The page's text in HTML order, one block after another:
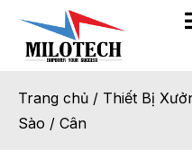
Trang chủ / Thiết Bị
Sào / Cân